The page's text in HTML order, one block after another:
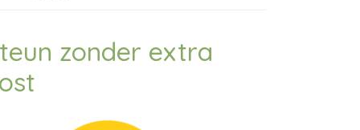
zonder extra